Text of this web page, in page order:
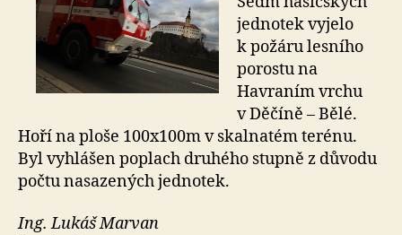
jednotek vyjelo
k požáru lesního
porostu na
Havraním vrchu
v Děčíně – Bělé.
Hoří na ploše 100x100m v skalnatém terénu.
Byl vyhlášen poplach druhého stupně z důvodu
počtu nasazených jednotek.
Ing. Lukáš Marvan